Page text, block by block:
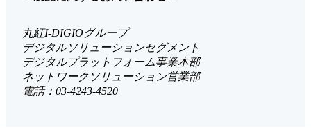
丸紅I-DIGIOグループ
デジタルソリューションセグメント
デジタルプラットフォーム事業本部
ネットワークソリューション営業部
電話：03-4243-4520